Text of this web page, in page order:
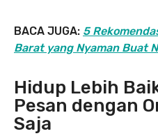
BACA JUGA: 5
Barat yang Nyaman Buat
Hidup Lebih
Pesan dengan
Saja